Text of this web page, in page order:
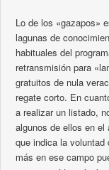
Lo de los «gazapos»
lagunas de
habituales del
retransmisión para
gratuitos de nula
regate corto. En
a realizar un listado,
algunos de ellos en el
que indica la voluntad
más en ese campo